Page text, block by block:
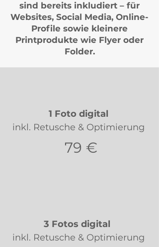
sind bereits inkludiert – für
Websites, Social Media, Online-
Profile sowie kleinere
Printprodukte wie Flyer oder
Folder.
1 Foto digital
inkl. Retusche & Optimierung
79 €
3 Fotos digital
inkl. Retusche & Optimierung